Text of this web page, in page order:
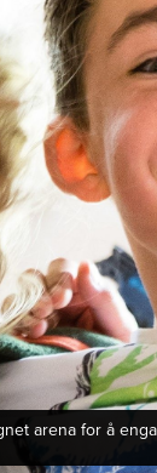
arena for å